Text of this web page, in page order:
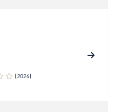
(2026)